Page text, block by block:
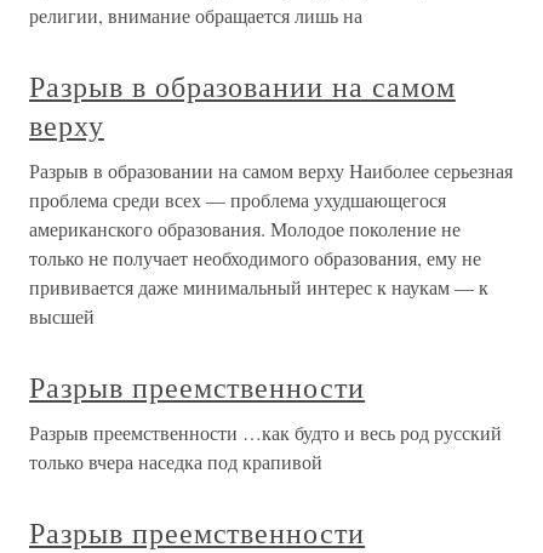
религии, внимание обращается лишь на
Разрыв в образовании на самом
верху
Разрыв в образовании на самом верху Наиболее серьезная
проблема среди всех — проблема ухудшающегося
американского образования. Молодое поколение не
только не получает необходимого образования, ему не
прививается даже минимальный интерес к наукам — к
высшей
Разрыв преемственности
Разрыв преемственности …как будто и весь род русский
только вчера наседка под крапивой
Разрыв преемственности